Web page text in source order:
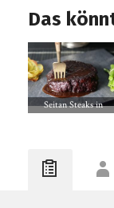
Das
Seitan Steaks in